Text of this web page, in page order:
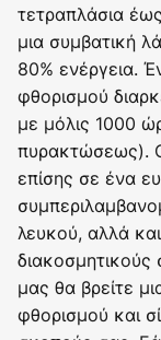
τετραπλάσια
μια συμβατική
80% ενέργεια.
φθορισμού
με μόλις 1000
πυρακτώσεως). Ο
επίσης σε ένα
λευκού, αλλά
μας θα βρείτε
φθορισμού και